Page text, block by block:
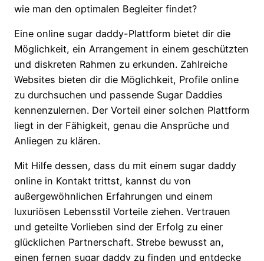
wie man den optimalen Begleiter findet?
Eine online sugar daddy-Plattform bietet dir die
Möglichkeit, ein Arrangement in einem geschützten
und diskreten Rahmen zu erkunden. Zahlreiche
Websites bieten dir die Möglichkeit, Profile online
zu durchsuchen und passende Sugar Daddies
kennenzulernen. Der Vorteil einer solchen Plattform
liegt in der Fähigkeit, genau die Ansprüche und
Anliegen zu klären.
Mit Hilfe dessen, dass du mit einem sugar daddy
online in Kontakt trittst, kannst du von
außergewöhnlichen Erfahrungen und einem
luxuriösen Lebensstil Vorteile ziehen. Vertrauen
und geteilte Vorlieben sind der Erfolg zu einer
glücklichen Partnerschaft. Strebe bewusst an,
einen fernen sugar daddy zu finden und entdecke